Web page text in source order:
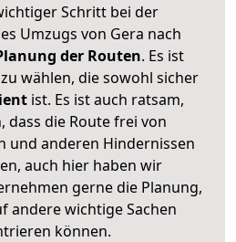
Schritt bei der
Umzugs von Gera nach
der Routen. Es ist
wählen, die sowohl sicher
ist. Es ist auch ratsam,
dass die Route frei von
und anderen Hindernissen
auch hier haben wir
gerne die Planung,
andere wichtige Sachen
können.